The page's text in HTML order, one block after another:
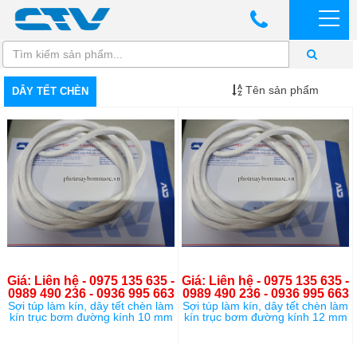
DÂY TẾT CHÈN Tên sản phẩm
Giá: Liên hệ - 0975 135 635 -
0989 490 236 - 0936 995 663
Sợi túp làm kín, dây tết chèn làm
kín trục bơm đường kính 10 mm
Giá: Liên hệ - 0975 135 635 -
0989 490 236 - 0936 995 663
Sợi túp làm kín, dây tết chèn làm
kín trục bơm đường kính 12 mm